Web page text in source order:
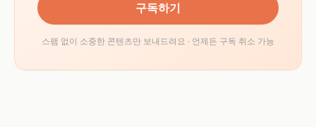
구독하기
스팸 없이 소중한 콘텐츠만 보내드려요 · 언제든 구독 취소 가능